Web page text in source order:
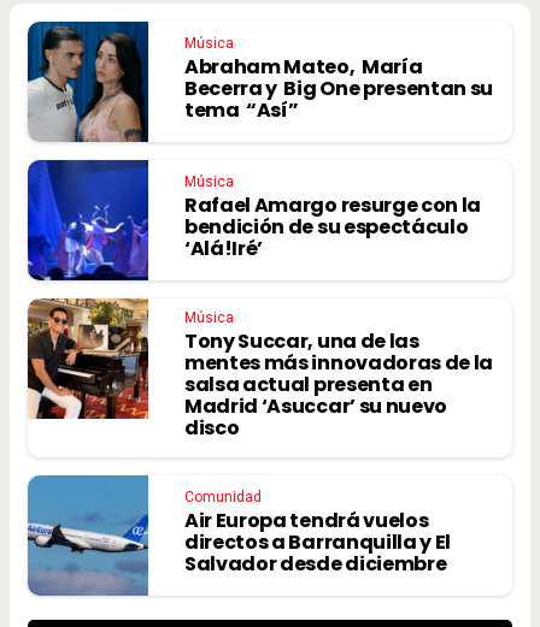
Música
Abraham Mateo, María
Becerra y Big One presentan su
tema “Así”
Música
Rafael Amargo resurge con la
bendición de su espectáculo
‘Alá!Iré’
Música
Tony Succar, una de las
mentes más innovadoras de la
salsa actual presenta en
Madrid ‘Asuccar’ su nuevo
disco
Comunidad
Air Europa tendrá vuelos
directos a Barranquilla y El
Salvador desde diciembre